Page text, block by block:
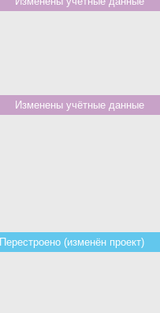
Изменены учётные данные
Перестроено (изменён проект)